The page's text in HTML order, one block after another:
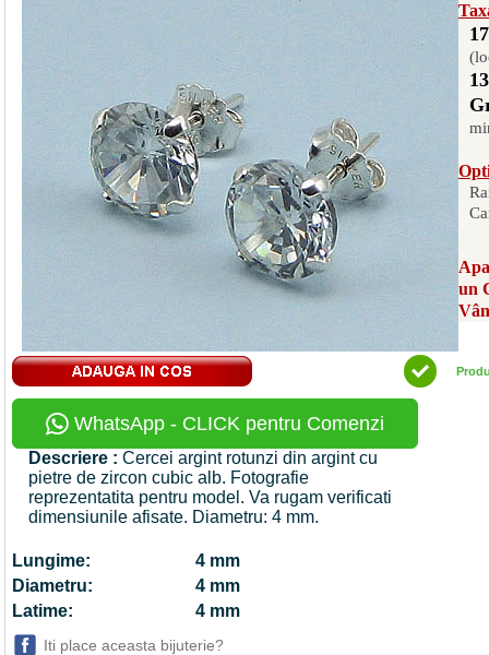
un
WhatsApp - CLICK pentru Comenzi
Descriere : Cercei argint rotunzi din argint cu
pietre de zircon cubic alb. Fotografie
reprezentatita pentru model. Va rugam verificati
dimensiunile afisate. Diametru: 4 mm.
Lungime:
4 mm
Diametru:
4 mm
Latime:
4 mm
Iti place aceasta bijuterie?